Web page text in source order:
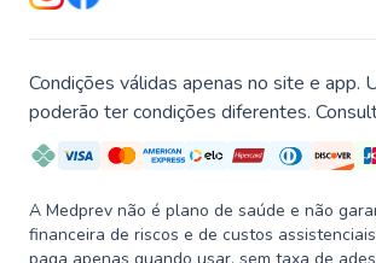
Condições válidas apenas no site e app.
poderão ter condições diferentes.
A Medprev não é plano de saúde e não
financeira de riscos e de custos